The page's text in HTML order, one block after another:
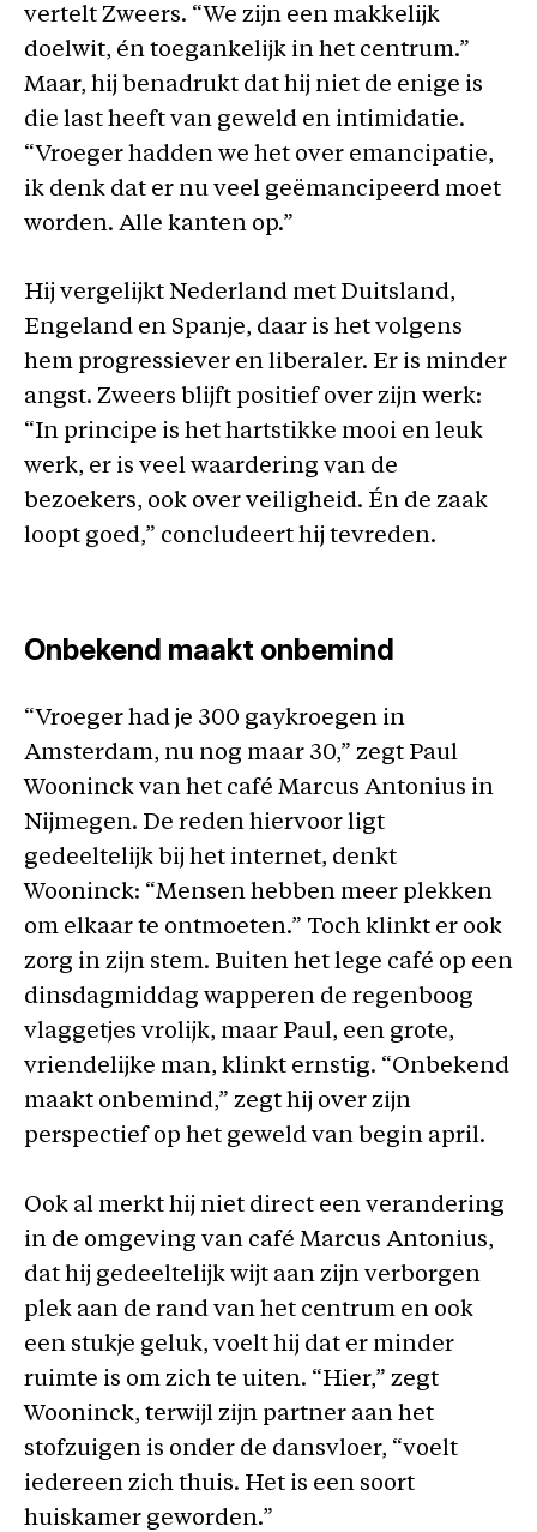
vertelt Zweers. “We zijn een makkelijk
doelwit, én toegankelijk in het centrum.”
Maar, hij benadrukt dat hij niet de enige is
die last heeft van geweld en intimidatie.
“Vroeger hadden we het over emancipatie,
ik denk dat er nu veel geëmancipeerd moet
worden. Alle kanten op.”
Hij vergelijkt Nederland met Duitsland,
Engeland en Spanje, daar is het volgens
hem progressiever en liberaler. Er is minder
angst. Zweers blijft positief over zijn werk:
“In principe is het hartstikke mooi en leuk
werk, er is veel waardering van de
bezoekers, ook over veiligheid. Én de zaak
loopt goed,” concludeert hij tevreden.
Onbekend maakt onbemind
“Vroeger had je 300 gaykroegen in
Amsterdam, nu nog maar 30,” zegt Paul
Wooninck van het café Marcus Antonius in
Nijmegen. De reden hiervoor ligt
gedeeltelijk bij het internet, denkt
Wooninck: “Mensen hebben meer plekken
om elkaar te ontmoeten.” Toch klinkt er ook
zorg in zijn stem. Buiten het lege café op een
dinsdagmiddag wapperen de regenboog
vlaggetjes vrolijk, maar Paul, een grote,
vriendelijke man, klinkt ernstig. “Onbekend
maakt onbemind,” zegt hij over zijn
perspectief op het geweld van begin april.
Ook al merkt hij niet direct een verandering
in de omgeving van café Marcus Antonius,
dat hij gedeeltelijk wijt aan zijn verborgen
plek aan de rand van het centrum en ook
een stukje geluk, voelt hij dat er minder
ruimte is om zich te uiten. “Hier,” zegt
Wooninck, terwijl zijn partner aan het
stofzuigen is onder de dansvloer, “voelt
iedereen zich thuis. Het is een soort
huiskamer geworden.”